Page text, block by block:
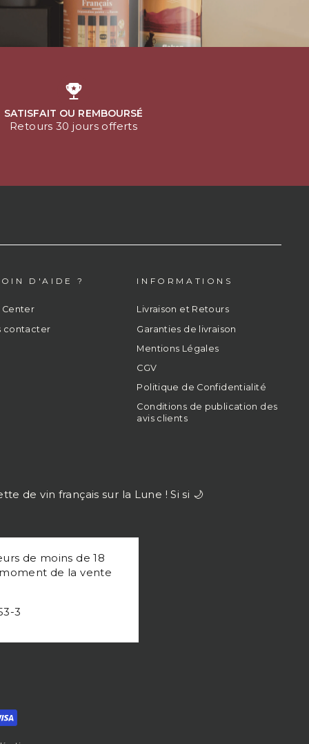
SATISFAIT OU REMBOURSÉ
Retours 30 jours offerts
D'AIDE ?
Center
contacter
INFORMATIONS
Livraison et Retours
Garanties de livraison
Mentions Légales
CGV
Politique de Confidentialité
Conditions de publication des
avis clients
de vin français sur la Lune ! Si si 🌙
de moins de 18
de la vente
3